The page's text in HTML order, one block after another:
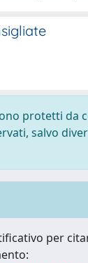
protetti da
salvo
per